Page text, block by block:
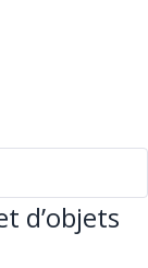
d’objets